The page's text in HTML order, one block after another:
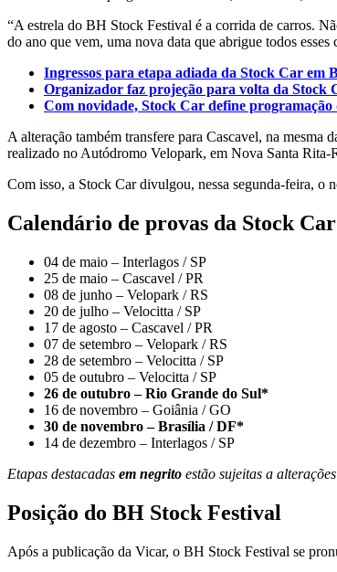
“A estrela do BH Stock Festival é a corrida de carros.
do ano que vem, uma nova data que abrigue todos
Ingressos para etapa adiada da Stock Car em
Organizador faz projeção para volta da Stock
Com novidade, Stock Car define programação
A alteração também transfere para Cascavel, na
realizado no Autódromo Velopark, em Nova Santa Rita-
Com isso, a Stock Car divulgou, nessa segunda-feira, o
Calendário de provas da Stock
04 de maio – Interlagos / SP
25 de maio – Cascavel / PR
08 de junho – Velopark / RS
20 de julho – Velocitta / SP
17 de agosto – Cascavel / PR
07 de setembro – Velopark / RS
28 de setembro – Velocitta / SP
05 de outubro – Velocitta / SP
26 de outubro – Rio Grande do Sul*
16 de novembro – Goiânia / GO
30 de novembro – Brasília / DF*
14 de dezembro – Interlagos / SP
Etapas destacadas em negrito estão sujeitas a alterações
Posição do BH Stock Festival
Após a publicação da Vicar, o BH Stock Festival se